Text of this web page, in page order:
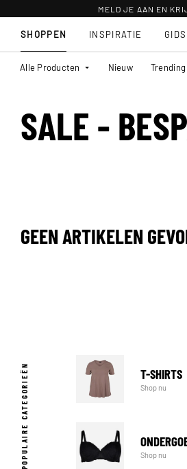
MELD JE AAN EN
SHOPPEN
Alle Producten Nieuw Trending
INSPIRATIE
SALE -
GEEN ARTIKELEN
POPULAIRE CATEGORIEËN T-SHIRTS
Shop nu
Shop nu